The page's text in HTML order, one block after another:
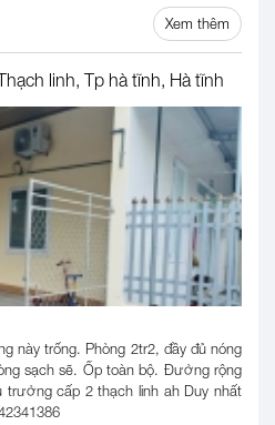
Xem thêm
linh, Tp hà tĩnh, Hà tĩnh
này trống. Phòng 2tr2, đầy đủ nóng
sạch sẽ. Ốp toàn bộ. Đường rộng
trường cấp 2 thạch linh ah Duy nhất